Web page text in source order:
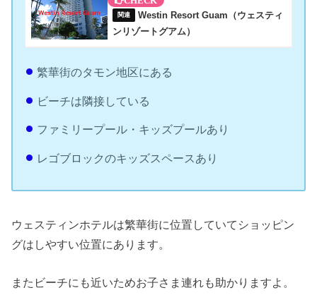
Westin Resort Guam（ウェスティ
ンリゾートグアム）
繁華街のタモン地区にある
ビーチは隣接している
ファミリープール・キッズプールあり
レゴブロックのキッズスペースあり
ウェスティンホテルは繁華街に位置していてショッピン
グはしやすい位置にあります。
またビーチにも近いためお子さま連れも助かりますよ。